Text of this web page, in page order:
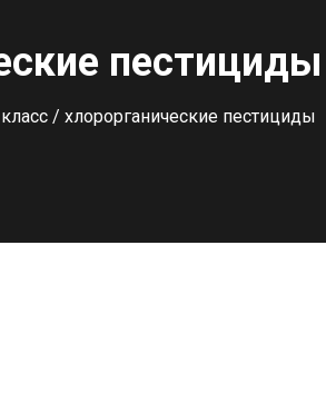
пестициды
/ хлорорганические пестициды